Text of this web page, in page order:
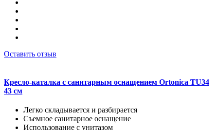
Оставить отзыв
Кресло-каталка с санитарным оснащением Ortonica TU34
43 см
Легко складывается и разбирается
Съемное санитарное оснащение
Использование с унитазом